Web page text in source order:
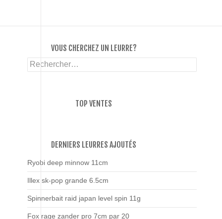
VOUS CHERCHEZ UN LEURRE?
Rechercher :
TOP VENTES
DERNIERS LEURRES AJOUTÉS
Ryobi deep minnow 11cm
Illex sk-pop grande 6.5cm
Spinnerbait raid japan level spin 11g
Fox rage zander pro 7cm par 20